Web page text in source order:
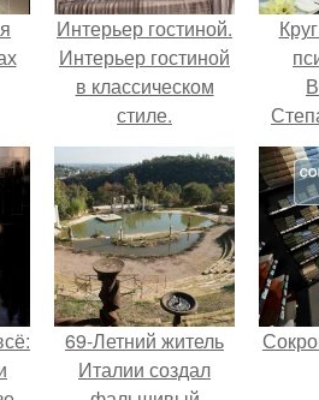
Интерьер гостиной.
Интерьер гостиной
в классическом
стиле.
69-Летний житель
Италии создал